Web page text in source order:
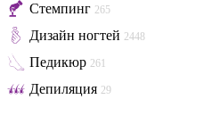
Стемпинг 265
Дизайн ногтей 2448
Педикюр 261
Депиляция 29